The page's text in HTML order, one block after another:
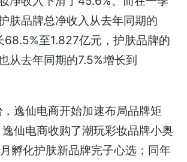
肤品牌总净收入从去年同期的
68.5%至1.827亿元，护肤品牌的
从去年同期的7.5%增长到
逸仙电商开始加速布局品牌矩
仙电商收购了潮玩彩妆品牌小奥
孵化护肤新品牌完子心选；同年